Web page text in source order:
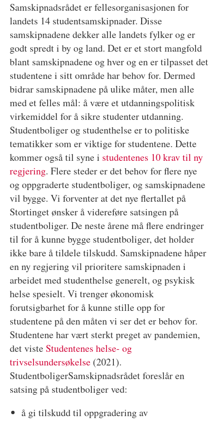
Samskipnadsrådet er fellesorganisasjonen for
landets 14 studentsamskipnader. Disse
samskipnadene dekker alle landets fylker og er
godt spredt i by og land. Det er et stort mangfold
blant samskipnadene og hver og en er tilpasset det
studentene i sitt område har behov for. Dermed
bidrar samskipnadene på ulike måter, men alle
med et felles mål: å være et utdanningspolitisk
virkemiddel for å sikre studenter utdanning.
Studentboliger og studenthelse er to politiske
tematikker som er viktige for studentene. Dette
kommer også til syne i studentenes 10 krav til ny
regjering. Flere steder er det behov for flere nye
og oppgraderte studentboliger, og samskipnadene
vil bygge. Vi forventer at det nye flertallet på
Stortinget ønsker å videreføre satsingen på
studentboliger. De neste årene må flere endringer
til for å kunne bygge studentboliger, det holder
ikke bare å tildele tilskudd. Samskipnadene håper
en ny regjering vil prioritere samskipnaden i
arbeidet med studenthelse generelt, og psykisk
helse spesielt. Vi trenger økonomisk
forutsigbarhet for å kunne stille opp for
studentene på den måten vi ser det er behov for.
Studentene har vært sterkt preget av pandemien,
det viste Studentenes helse- og
trivselsundersøkelse(2021).
StudentboligerSamskipnadsrådet foreslår en
satsing på studentboliger ved:
å gi tilskudd til oppgradering av